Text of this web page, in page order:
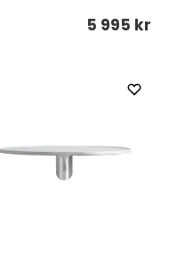
5 995 kr